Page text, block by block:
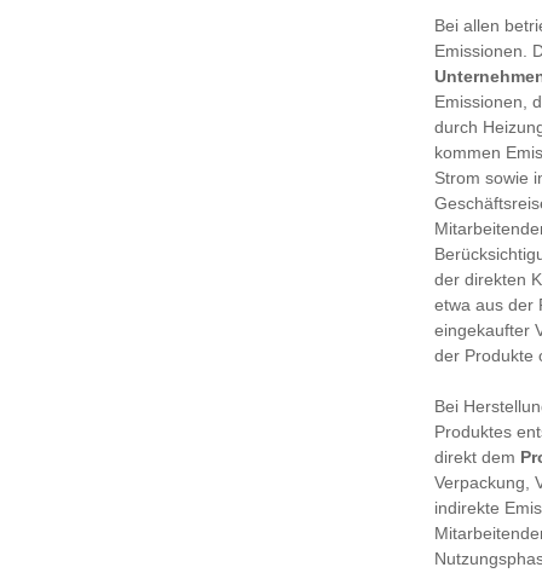
Bei allen
Emissionen.
Emissionen,
durch
kommen
Strom sowie
der direkten
etwa aus der
eingekaufter
der Produkte
Bei
Produktes
direkt dem
Verpackung,
indirekte